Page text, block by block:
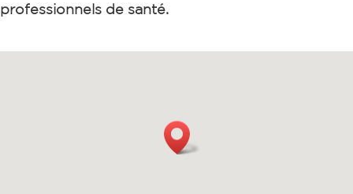
professionnels de santé.